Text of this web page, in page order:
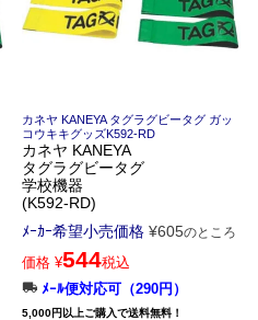
カネヤ KANEYA タグラグビータグ ガッ
コウキキグッズK592-RD
カネヤ KANEYA
タグラグビータグ
学校機器
(K592-RD)
ﾒｰｶｰ希望小売価格 ¥605のところ
価格 ¥544税込
ﾒｰﾙ便対応可（290円）
5,000円以上ご購入で送料無料！